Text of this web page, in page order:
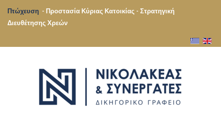
Πτώχευση - Προστασία Κύριας Κατοικίας - Στρατηγική
Διευθέτησης Χρεών